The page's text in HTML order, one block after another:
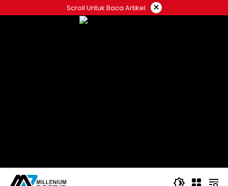
ke
Scroll Untuk Baca Artikel ×